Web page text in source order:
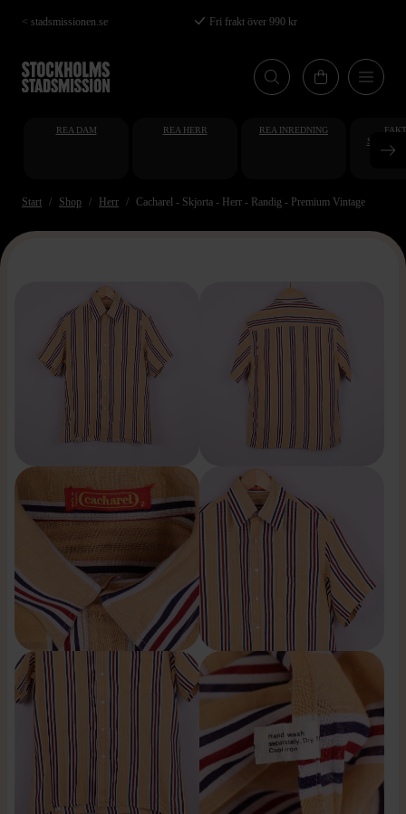
Hoppa
till
huvudinnehåll
< stadsmissionen.se Fri frakt över 990 kr
REA DAM REA HERR REA INREDNING
Start Shop Herr Cacharel - Skjorta - Herr - Randig - Premium Vintage